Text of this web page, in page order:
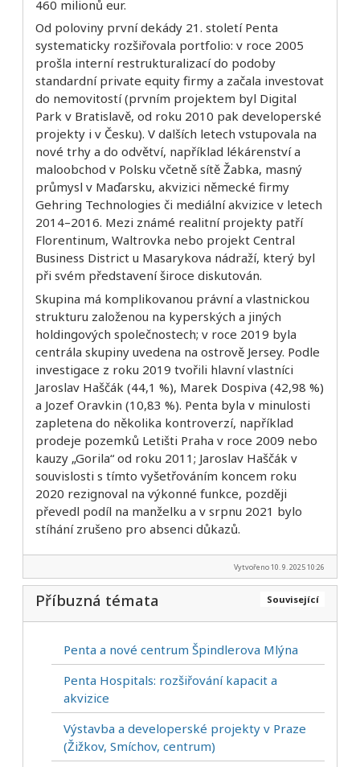
460 milionů eur.
Od poloviny první dekády 21. století Penta
systematicky rozšiřovala portfolio: v roce 2005
prošla interní restrukturalizací do podoby
standardní private equity firmy a začala investovat
do nemovitostí (prvním projektem byl Digital
Park v Bratislavě, od roku 2010 pak developerské
projekty i v Česku). V dalších letech vstupovala na
nové trhy a do odvětví, například lékárenství a
maloobchod v Polsku včetně sítě Žabka, masný
průmysl v Maďarsku, akvizici německé firmy
Gehring Technologies či mediální akvizice v letech
2014–2016. Mezi známé realitní projekty patří
Florentinum, Waltrovka nebo projekt Central
Business District u Masarykova nádraží, který byl
při svém představení široce diskutován.
Skupina má komplikovanou právní a vlastnickou
strukturu založenou na kyperských a jiných
holdingových společnostech; v roce 2019 byla
centrála skupiny uvedena na ostrově Jersey. Podle
investigace z roku 2019 tvořili hlavní vlastníci
Jaroslav Haščák (44,1 %), Marek Dospiva (42,98 %)
a Jozef Oravkin (10,83 %). Penta byla v minulosti
zapletena do několika kontroverzí, například
prodeje pozemků Letišti Praha v roce 2009 nebo
kauzy „Gorila“ od roku 2011; Jaroslav Haščák v
souvislosti s tímto vyšetřováním koncem roku
2020 rezignoval na výkonné funkce, později
převedl podíl na manželku a v srpnu 2021 bylo
stíhání zrušeno pro absenci důkazů.
Vytvořeno 10. 9. 2025 10:26
Související
Příbuzná témata
Penta a nové centrum Špindlerova Mlýna
Penta Hospitals: rozšiřování kapacit a
akvizice
Výstavba a developerské projekty v Praze
(Žižkov, Smíchov, centrum)